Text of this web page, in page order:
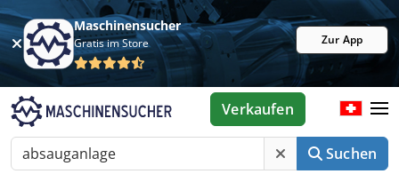
Maschinensucher
Gratis im Store Zur App
Suchen
Verkaufen